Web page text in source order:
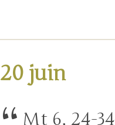
juin
Mt 6, 24-34